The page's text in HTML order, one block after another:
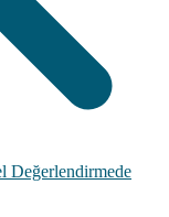
Değerlendirmede